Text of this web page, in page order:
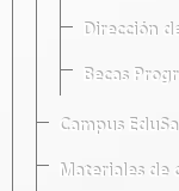
Dirección
Becas
Campus
Materiales de